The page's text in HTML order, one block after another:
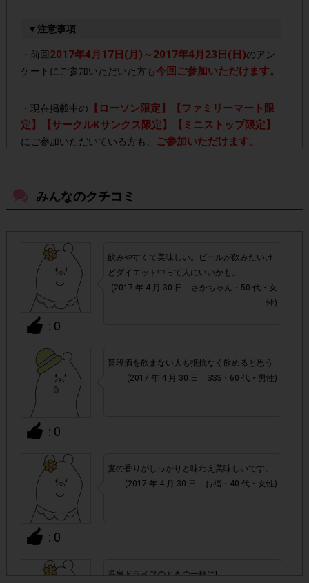
▼注意事項
・前回 2017年4月17日(月)～2017年4月23日(日)のアン
ケートにご参加いただいた方も今回ご参加いただけます。
・現在掲載中の
【ローソン限定】【ファミリーマート限
定】【サークルKサンクス限定】【ミニストップ限定】
にご参加いただいている方も、 ご参加いただけます。
500ml」、その他シリーズ
ント対象外となりますのでご注意ください。
・ご購入本数は
いた場合はポイント付与対象外となります。
・20歳以上の成人の方が対象です。
ださい。
・参加(申し込み)を回答前にしていただければ、募集人数が
上限に達しても、掲載期間内のアンケート回答が可能です。
回の参加とさせていただいております。
・悪質な投稿があった場合、
だくこともあります。
て、機種によってはアンケートに回答できない場合がござい
みんなのクチコミ
: 0
飲みやすくて美味しい。ビールが飲みたいけ
どダイエット中って人にいいかも。
(2017 年 4 月 30 日 さかちゃん・50 代・女
性)
: 0
普段酒を飲まない人も抵抗なく飲めると思う
(2017 年 4 月 30 日 SSS・60 代・男性)
: 0
麦の香りがしっかりと味わえ美味しいです。
(2017 年 4 月 30 日 お福・40 代・女性)
温泉ドライブのときの一杯に!